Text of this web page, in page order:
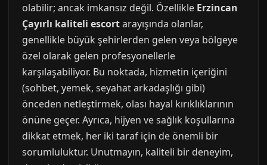
olabilir; ancak imkansız değil. Özellikle Erzincan
Çayırlı kaliteli escortarayışında olanlar,
genellikle büyük şehirlerden gelen veya bölgeye
özel olarak gelen profesyonellerle
karşılaşabiliyor. Bu noktada, hizmetin içeriğini
(sohbet, yemek, seyahat arkadaşlığı gibi)
önceden netleştirmek, olası hayal kırıklıklarının
önüne geçer. Ayrıca, hijyen ve sağlık koşullarına
dikkat etmek, her iki taraf için de önemli bir
sorumluluktur. Unutmayın, kaliteli bir deneyim,